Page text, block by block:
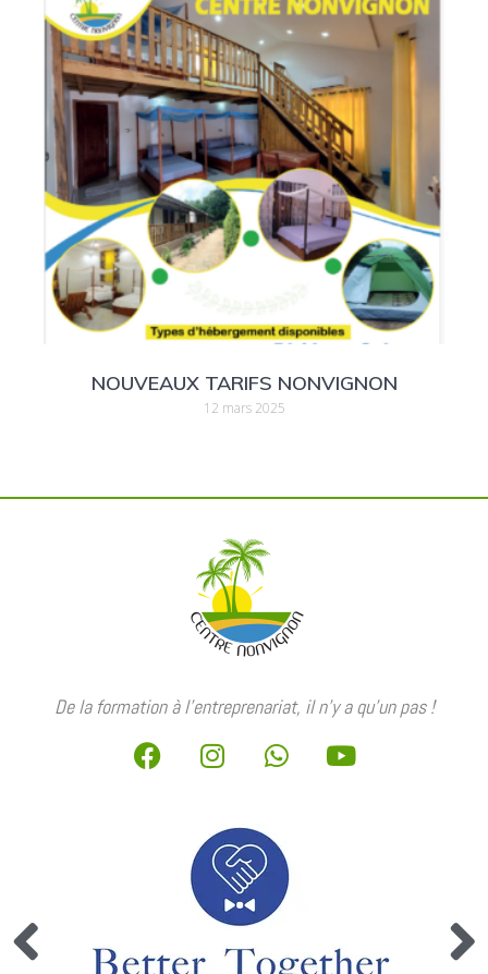
NOUVEAUX TARIFS NONVIGNON
12 mars 2025
De la formation à l’entreprenariat, il n’y a qu’un pas !